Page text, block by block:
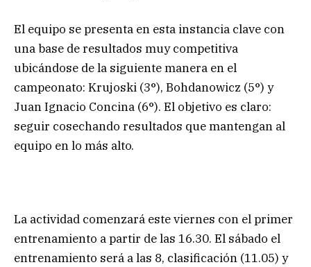
El equipo se presenta en esta instancia clave con
una base de resultados muy competitiva
ubicándose de la siguiente manera en el
campeonato: Krujoski (3°), Bohdanowicz (5°) y
Juan Ignacio Concina (6°). El objetivo es claro:
seguir cosechando resultados que mantengan al
equipo en lo más alto.
La actividad comenzará este viernes con el primer
entrenamiento a partir de las 16.30. El sábado el
entrenamiento será a las 8, clasificación (11.05) y